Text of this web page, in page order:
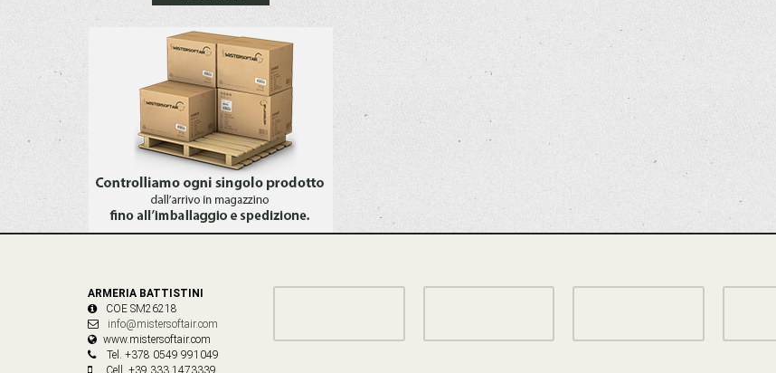
ARMERIA BATTISTINI
COE SM26218
info@mistersoftair.com
www.mistersoftair.com
Tel. +378 0549 991049
Cell. +39 333 1473339